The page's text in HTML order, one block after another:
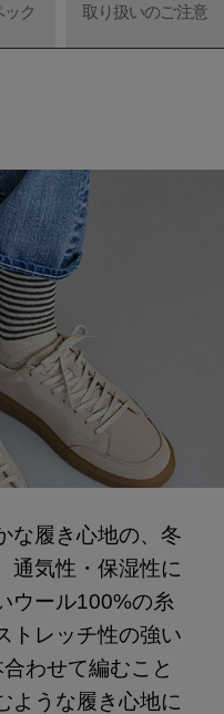
ック 取り扱いのご注意
な履き心地の、冬
通気性・保湿性に
ウール100%の糸
トレッチ性の強い
わせて編むこと
ような履き心地に